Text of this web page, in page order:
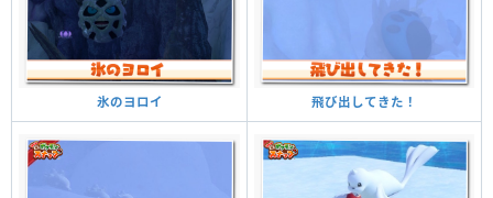
氷のヨロイ 飛び出してきた！